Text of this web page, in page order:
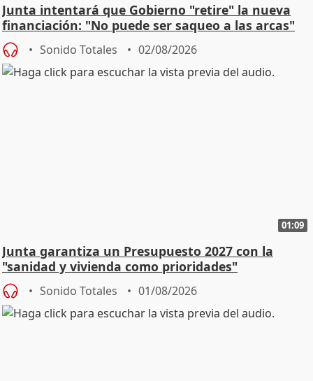
Junta intentará que Gobierno "retire" la nueva
financiación: "No puede ser saqueo a las arcas"
Sonido Totales 02/08/2026
01:09
Junta garantiza un Presupuesto 2027 con la
"sanidad y vivienda como prioridades"
Sonido Totales 01/08/2026